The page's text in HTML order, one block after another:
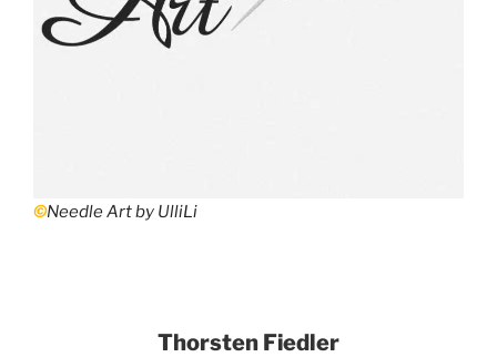
©Needle Art by UlliLi
Thorsten Fiedler